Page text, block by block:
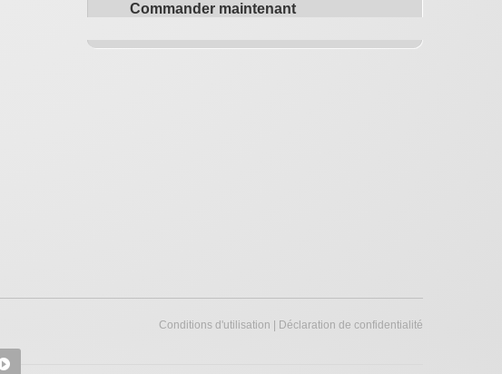
Commander maintenant
Conditions d'utilisation Déclaration de confidentialité